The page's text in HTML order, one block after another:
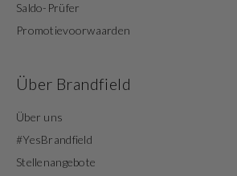
Saldo-Prüfer
Promotievoorwaarden
Über Brandfield
Über uns
#YesBrandfield
Stellenangebote